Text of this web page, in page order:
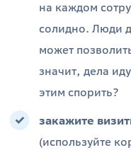
на каждом
солидно. Люди
может
значит, дела
этим спорить?
закажите
(используйте